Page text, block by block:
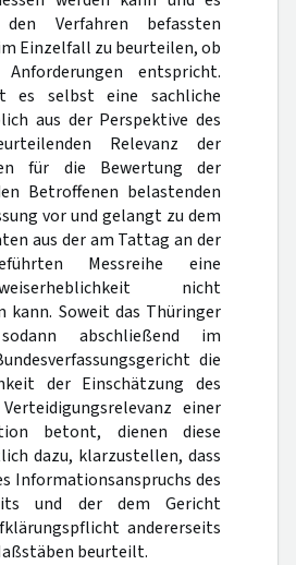
Verfahren befassten
Einzelfall zu beurteilen, ob
entspricht.
es selbst eine sachliche
aus der Perspektive des
Relevanz der
für die Bewertung der
Betroffenen belastenden
vor und gelangt zu dem
aus der am Tattag an der
Messreihe eine
nicht
kann. Soweit das Thüringer
abschließend im
die
der Einschätzung des
einer
betont, dienen diese
dazu, klarzustellen, dass
Informationsanspruchs des
und der dem Gericht
andererseits
beurteilt.